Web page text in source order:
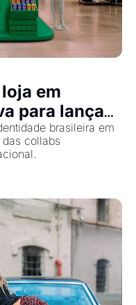
em
para lançar
Antarctica
brasileira em
collabs